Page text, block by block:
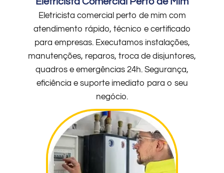
Eletricista comercial perto de mim com
atendimento rápido, técnico e certificado
para empresas. Executamos instalações,
manutenções, reparos, troca de disjuntores,
quadros e emergências 24h. Segurança,
eficiência e suporte imediato para o seu
negócio.